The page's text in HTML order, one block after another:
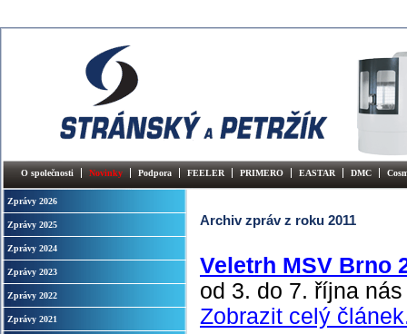
O společnosti Novinky Podpora FEELER PRIMERO EASTAR DMC
Zprávy 2026
Zprávy 2025
Zprávy 2024
Zprávy 2023
Zprávy 2022
Zprávy 2021
Archiv zpráv z roku 2011
Veletrh MSV Brno
od 3. do 7. října
Zobrazit celý